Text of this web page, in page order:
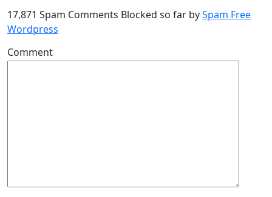
17,871 Spam Comments Blocked so far bySpam Free
Wordpress
Comment